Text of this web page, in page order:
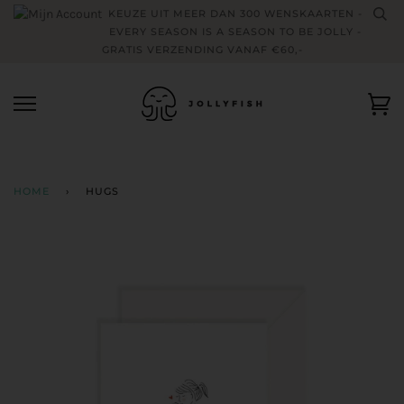
KEUZE UIT MEER DAN 300 WENSKAARTEN -
EVERY SEASON IS A SEASON TO BE JOLLY -
GRATIS VERZENDING VANAF €60,-
HOME › HUGS